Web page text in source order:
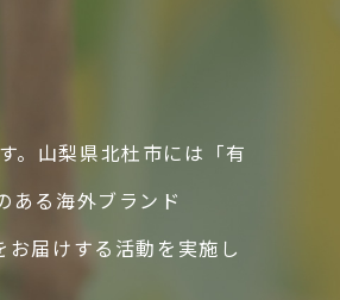
。山梨県北杜市には「有
ある海外ブランド
お届けする活動を実施し